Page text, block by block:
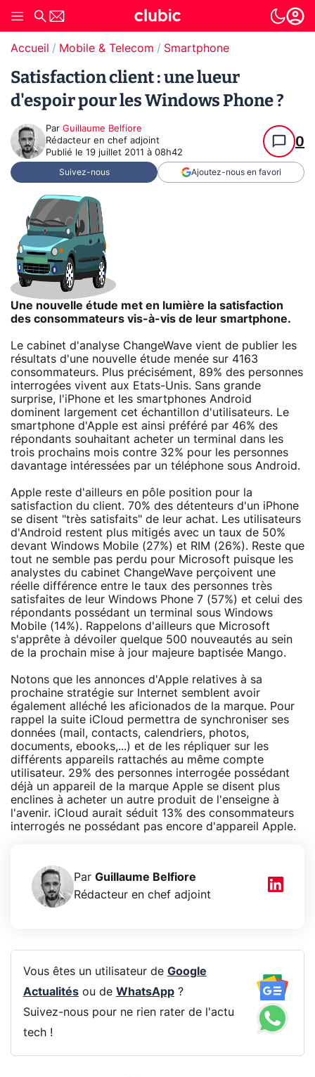
Accueil Mobile & Telecom Smartphone
Satisfaction client : une lueur
d'espoir pour les Windows Phone ?
Par Guillaume Belfiore
Rédacteur en chef adjoint
Publié le 19 juillet 2011 à 08h42
0
Suivez-nous Ajoutez-nous en favori
Une nouvelle étude met en lumière la satisfaction
des consommateurs vis-à-vis de leur smartphone.
Le cabinet d'analyse ChangeWave vient de publier les
résultats d'une nouvelle étude menée sur 4163
consommateurs. Plus précisément, 89% des personnes
interrogées vivent aux Etats-Unis. Sans grande
surprise, l'iPhone et les smartphones Android
dominent largement cet échantillon d'utilisateurs. Le
smartphone d'Apple est ainsi préféré par 46% des
répondants souhaitant acheter un terminal dans les
trois prochains mois contre 32% pour les personnes
davantage intéressées par un téléphone sous Android.
Apple reste d'ailleurs en pôle position pour la
satisfaction du client. 70% des détenteurs d'un iPhone
se disent "très satisfaits" de leur achat. Les utilisateurs
d'Android restent plus mitigés avec un taux de 50%
devant Windows Mobile (27%) et RIM (26%). Reste que
tout ne semble pas perdu pour Microsoft puisque les
analystes du cabinet ChangeWave perçoivent une
réelle différence entre le taux des personnes très
satisfaites de leur Windows Phone 7 (57%) et celui des
répondants possédant un terminal sous Windows
Mobile (14%). Rappelons d'ailleurs que Microsoft
s'apprête à dévoiler quelque 500 nouveautés au sein
de la prochain mise à jour majeure baptisée Mango.
Notons que les annonces d'Apple relatives à sa
prochaine stratégie sur Internet semblent avoir
également alléché les aficionados de la marque. Pour
rappel la suite iCloud permettra de synchroniser ses
données (mail, contacts, calendriers, photos,
documents, ebooks,...) et de les répliquer sur les
différents appareils rattachés au même compte
utilisateur. 29% des personnes interrogée possédant
déjà un appareil de la marque Apple se disent plus
enclines à acheter un autre produit de l'enseigne à
l'avenir. iCloud aurait séduit 13% des consommateurs
interrogés ne possédant pas encore d'appareil Apple.
Par Guillaume Belfiore
Rédacteur en chef adjoint
Vous êtes un utilisateur de Google
Actualitésou de WhatsApp?
Suivez-nous pour ne rien rater de l'actu
tech !